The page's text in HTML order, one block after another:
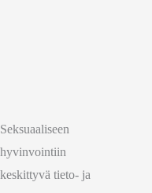
Seksuaaliseen
hyvinvointiin
keskittyvä tieto- ja